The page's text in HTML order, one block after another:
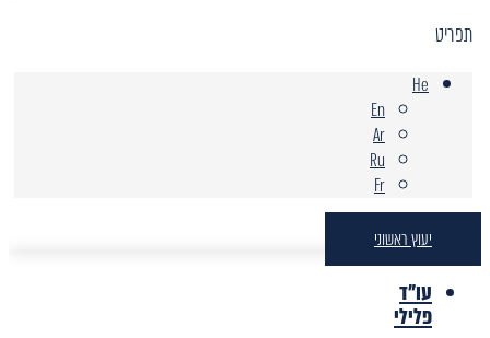
תפריט
He
En
Ar
Ru
Fr
יעוץ ראשוני
עו"ד
פלילי